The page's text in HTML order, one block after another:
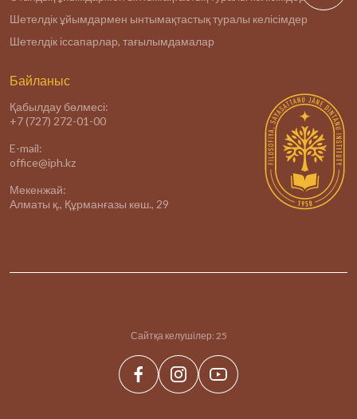
Шетелдік ұйымдармен ынтымақтастық туралы келісімдер
Шетелдік іссапарлар, тағылымдамалар
Байланыс
Қабылдау бөлмесі:
+7 (727) 272-01-00
E-mail:
office@iph.kz
Мекенжай:
Алматы қ., Құрманғазы көш., 29
Сайтқа келушілер: 25